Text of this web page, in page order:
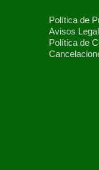
Política de
Avisos
Política de